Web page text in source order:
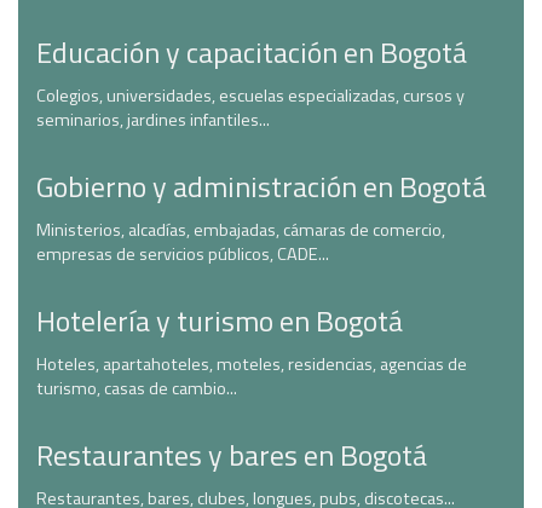
Educación y capacitación en Bogotá
Colegios, universidades, escuelas especializadas, cursos y
seminarios, jardines infantiles...
Gobierno y administración en Bogotá
Ministerios, alcadías, embajadas, cámaras de comercio,
empresas de servicios públicos, CADE...
Hotelería y turismo en Bogotá
Hoteles, apartahoteles, moteles, residencias, agencias de
turismo, casas de cambio...
Restaurantes y bares en Bogotá
Restaurantes, bares, clubes, longues, pubs, discotecas...